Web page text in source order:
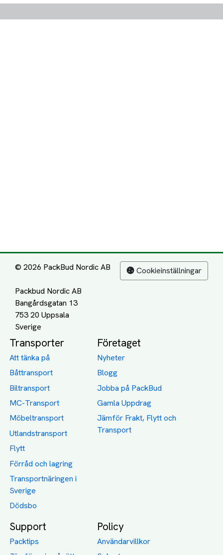
© 2026 PackBud Nordic AB
Packbud Nordic AB
Bangårdsgatan 13
753 20 Uppsala
Cookieinställningar
Transporter
Att tänka på
Båttransport
Biltransport
MC-Transport
Möbeltransport
Utlandstransport
Flytt
Förråd och lagring
Transportnäringen i
Sverige
Dödsbo
Företaget
Nyheter
Blogg
Jobba på PackBud
Gamla Uppdrag
Jämför Frakt, Flytt och
Transport
Support
Packtips
Policy
Användarvillkor